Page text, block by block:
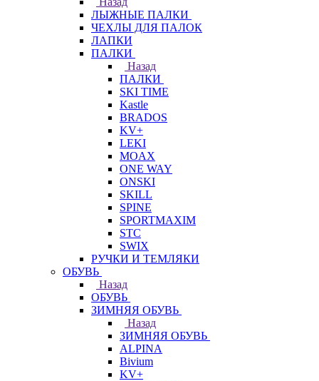
ЛЫЖНЫЕ ПАЛКИ
ЧЕХЛЫ ДЛЯ ПАЛОК
ЛАПКИ
ПАЛКИ
Назад
ПАЛКИ
SKI TIME
Kastle
BRADOS
KV+
LEKI
MOAX
ONE WAY
ONSKI
SKILL
SPINE
SPORTMAXIM
STC
SWIX
РУЧКИ И ТЕМЛЯКИ
ОБУВЬ
Назад
ОБУВЬ
ЗИМНЯЯ ОБУВЬ
Назад
ЗИМНЯЯ ОБУВЬ
ALPINA
Bivium
KV+